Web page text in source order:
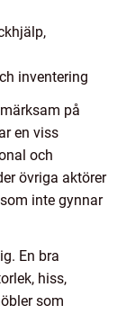
inventering
på
en viss
och
övriga aktörer
inte gynnar
En bra
hiss,
som